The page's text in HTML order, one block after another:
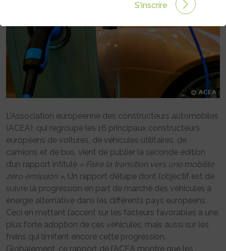
L’Association européenne des constructeurs automobiles
(ACEA), qui regroupe les 16 principaux constructeurs
européens de voitures, de véhicules utilitaires, de
camions et de bus, vient de publier la seconde édition
d’un rapport intitulé « Faire la transition vers une mobilité
zéro émission ». Un rapport d’étape dont l’objectif est de
suivre la progression en part de marché des véhicules à
énergie alternative dans les différents pays européens.
Ceci en mettant l’accent sur les facteurs favorables à une
plus forte adoption de ces véhicules, mais aussi sur les
freins qui limitent encore cette progression.
Globalement, ce rapport de l’ACEA montre que les
S'inscrire